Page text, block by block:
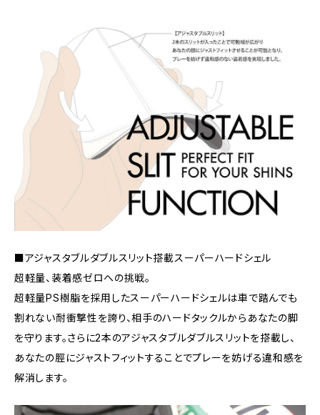
■アジャスタブルダブルスリット搭載スーパーハードシェル
超軽量、装着感ゼロへの挑戦。
超軽量PS樹脂を採用したスーパーハードシェルは車で踏んでも
割れない耐衝撃性を誇り、相手のハードタックルからあなたの脚
を守ります。さらに2本のアジャスタブルダブルスリットを搭載し、
あなたの脛にジャストフィットすることでプレーを妨げる違和感を
解消します。